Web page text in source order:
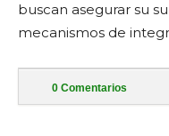
buscan asegurar su
mecanismos de
0 Comentarios